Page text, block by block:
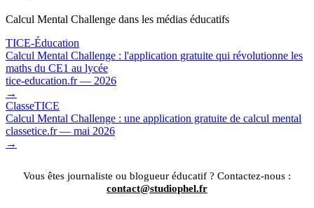
Calcul Mental Challenge dans les médias éducatifs
TICE-Éducation
Calcul Mental Challenge : l'application gratuite qui révolutionne les
maths du CE1 au lycée
tice-education.fr — 2026
→
ClasseTICE
Calcul Mental Challenge : une application gratuite de calcul mental
classetice.fr — mai 2026
→
Vous êtes journaliste ou blogueur éducatif ? Contactez-nous :
contact@studiophel.fr